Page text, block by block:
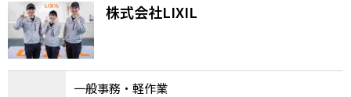
株式会社LIXIL
一般事務・軽作業